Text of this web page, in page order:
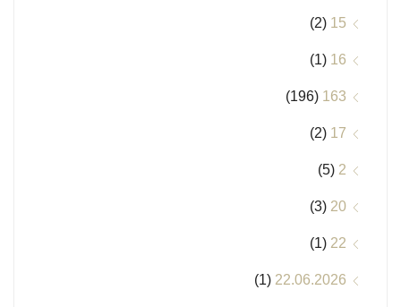
15
(2)
16
(1)
163
(196)
17
(2)
2
(5)
20
(3)
22
(1)
22.06.2026
(1)